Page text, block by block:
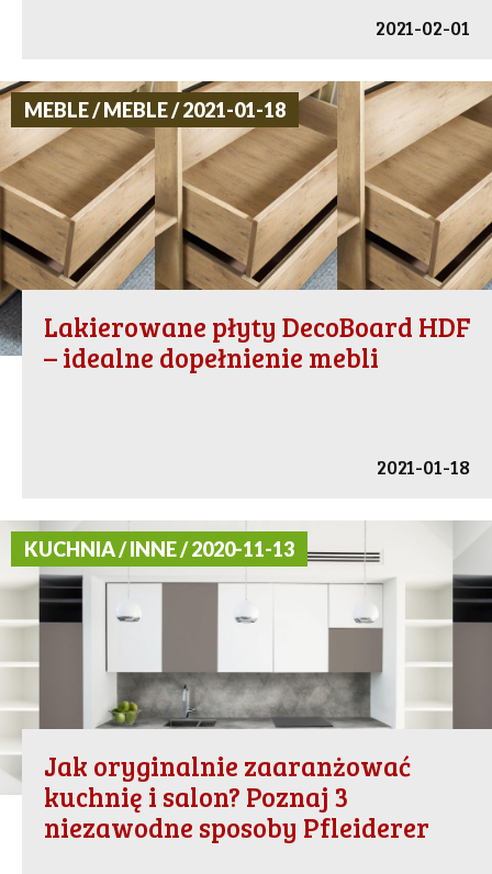
2021-02-01
MEBLE / MEBLE / 2021-01-18
Lakierowane płyty DecoBoard HDF
– idealne dopełnienie mebli
2021-01-18
KUCHNIA / INNE / 2020-11-13
Jak oryginalnie zaaranżować
kuchnię i salon? Poznaj 3
niezawodne sposoby Pfleiderer